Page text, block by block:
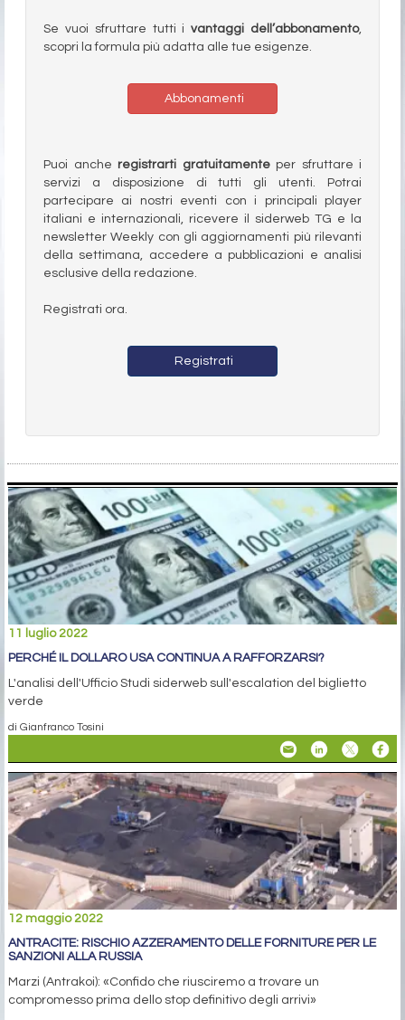
Se vuoi sfruttare tutti ivantaggi dell’abbonamento,
scopri la formula più adatta alle tue esigenze.
Abbonamenti
Puoi anche registrarti gratuitamenteper sfruttare i
servizi a disposizione di tutti gli utenti. Potrai
partecipare ai nostri eventi con i principali player
italiani e internazionali, ricevere il siderweb TG e la
newsletter Weekly con gli aggiornamenti più rilevanti
della settimana, accedere a pubblicazioni e analisi
esclusive della redazione.
Registrati ora.
Registrati
11 luglio 2022
PERCHÉ IL DOLLARO USA CONTINUA A RAFFORZARSI?
L'analisi dell'Ufficio Studi siderweb sull'escalation del biglietto
verde
di Gianfranco Tosini
12 maggio 2022
ANTRACITE: RISCHIO AZZERAMENTO DELLE FORNITURE PER LE
SANZIONI ALLA RUSSIA
Marzi (Antrakoi): «Confido che riusciremo a trovare un
compromesso prima dello stop definitivo degli arrivi»